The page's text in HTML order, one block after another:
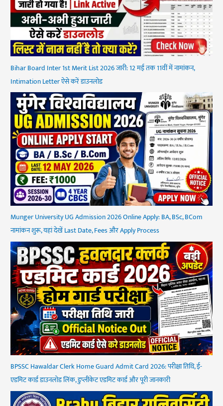
Bihar Board Inter 1st Merit List 2026 जारी: 12 मई तक 11वीं में नामांकन,
Intimation Letter ऐसे करें डाउनलोड
Munger University UG Admission 2026 Online Apply: BA, BSc, BCom
नामांकन शुरू, यहां देखें Last Date, Fees और Apply Process
BPSSC Hawaldar Clerk Home Guard Admit Card 2026: परीक्षा तिथि, ई-
एडमिट कार्ड डाउनलोड लिंक, डुप्लीकेट एडमिट कार्ड और पूरी जानकारी